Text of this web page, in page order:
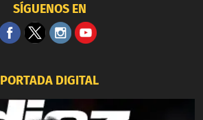
SÍGUENOS EN
PORTADA DIGITAL